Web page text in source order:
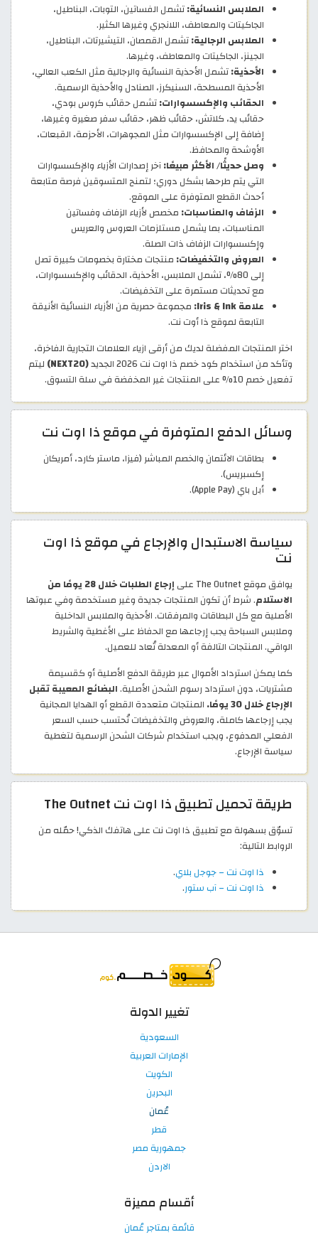
الملابس النسائية:تشمل الفساتين، التوبات، البناطيل،
الجاكيتات والمعاطف، اللانجري وغيرها الكثير.
الملابس الرجالية:تشمل القمصان، التيشيرتات، البناطيل،
الجينز، الجاكيتات والمعاطف، وغيرها.
الأحذية:تشمل الأحذية النسائية والرجالية مثل الكعب العالي،
الأحذية المسطحة، السنيكرز، الصنادل والأحذية الرسمية.
الحقائب والإكسسوارات:تشمل حقائب كروس بودي،
حقائب يد، كلاتش، حقائب ظهر، حقائب سفر صغيرة وغيرها،
إضافة إلى الإكسسوارات مثل المجوهرات، الأحزمة، القبعات،
الأوشحة والمحافظ.
وصل حديثًا/ الأكثر مبيعًا:آخر إصدارات الأزياء والإكسسوارات
التي يتم طرحها بشكل دوري؛ لتمنح المتسوقين فرصة متابعة
أحدث القطع المتوفرة على الموقع.
الزفاف والمناسبات: مخصص لأزياء الزفاف وفساتين
المناسبات، بما يشمل مستلزمات العروس والعريس
وإكسسوارات الزفاف ذات الصلة.
العروض والتخفيضات: منتجات مختارة بخصومات كبيرة تصل
إلى 80%، تشمل الملابس، الأحذية، الحقائب والإكسسوارات،
مع تحديثات مستمرة على التخفيضات.
علامة Iris & Ink:
مجموعة حصرية من الأزياء النسائية الأنيقة
التابعة لموقع ذا أوت نت.
اختر المنتجات المفضلة لديك من أرقى ازياء العلامات التجارية الفاخرة،
وتأكد من استخدام كود خصم ذا اوت نت 2026 الجديد
(NEXT20)
ليتم
تفعيل خصم 10% على المنتجات غير المخفضة في سلة التسوق.
وسائل الدفع المتوفرة في موقع ذا اوت نت
بطاقات الائتمان والخصم المباشر (فيزا، ماستر كارد، أمريكان
إكسبريس).
أبل باي (Apple Pay).
سياسة الاستبدال والإرجاع في موقع ذا اوت
نت
يوافق موقع The Outnet على
إرجاع الطلبات خلال 28 يومًا من
الاستلام. شرط أن تكون المنتجات جديدة وغير مستخدمة وفي عبوتها
الأصلية مع كل البطاقات والمرفقات. الأحذية والملابس الداخلية
وملابس السباحة يجب إرجاعها مع الحفاظ على الأغطية والشريط
الواقي. المنتجات التالفة أو المعدلة تُعاد للعميل.
كما يمكن استرداد الأموال عبر طريقة الدفع الأصلية أو كقسيمة
مشتريات، دون استرداد رسوم الشحن الأصلية.البضائع المعيبة تقبل
الإرجاع خلال 30 يومًا.
المنتجات متعددة القطع أو الهدايا المجانية
يجب إرجاعها كاملة، والعروض والتخفيضات تُحتسب حسب السعر
الفعلي المدفوع، ويجب استخدام شركات الشحن الرسمية لتغطية
سياسة الإرجاع.
طريقة تحميل تطبيق ذا اوت نت The Outnet
تسوّق بسهولة مع تطبيق ذا اوت نت على هاتفك الذكي! حمّله من
الروابط التالية:
ذا اوت نت – جوجل بلاي.
ذا اوت نت – آب ستور.
تغيير الدولة
السعودية
الإمارات العربية
الكويت
البحرين
عُمان
قطر
جمهورية مصر
الاردن
أقسام مميزة
قائمة بمتاجر عُمان